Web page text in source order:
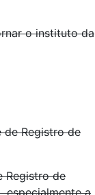
o instituto da
de Registro de
Registro de
especialmente a